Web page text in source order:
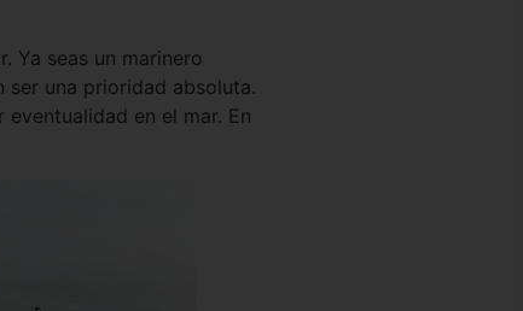
Ya seas un marinero
ser una prioridad absoluta.
en el mar. En